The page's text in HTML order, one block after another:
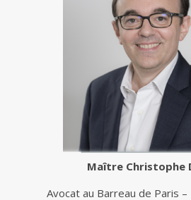
Maître Christophe
Avocat au Barreau de Paris